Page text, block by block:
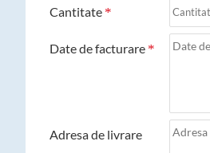
Cantitate
Date de facturare
Adresa de livrare